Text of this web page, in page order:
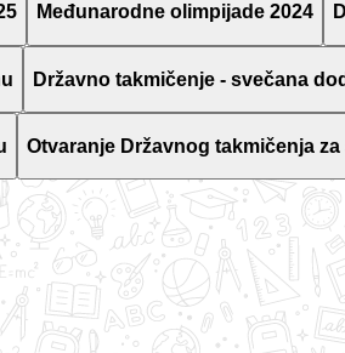
Međunarodne olimpijade 2024
Državno takmičenje - svečana
Otvaranje Državnog takmičenja